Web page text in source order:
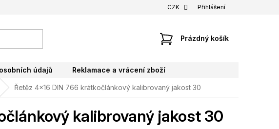
CZK Přihlášení
NÁKUPNÍ
Prázdný košík
údajů Reklamace a vrácení zboží
Řetěz 4x16 DIN 766 krátkočlánkový kalibrovaný jakost 30
kalibrovaný jakost 30